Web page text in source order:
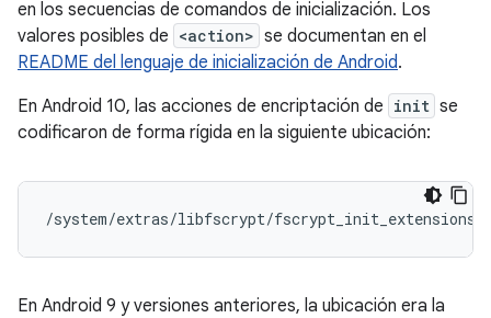
en los secuencias de comandos de inicialización. Los
valores posibles de <action> se documentan en el
README del lenguaje de inicialización de Android.
En Android 10, las acciones de encriptación de init se
codificaron de forma rígida en la siguiente ubicación:
/system/extras/libfscrypt/
En Android 9 y versiones anteriores, la ubicación era la